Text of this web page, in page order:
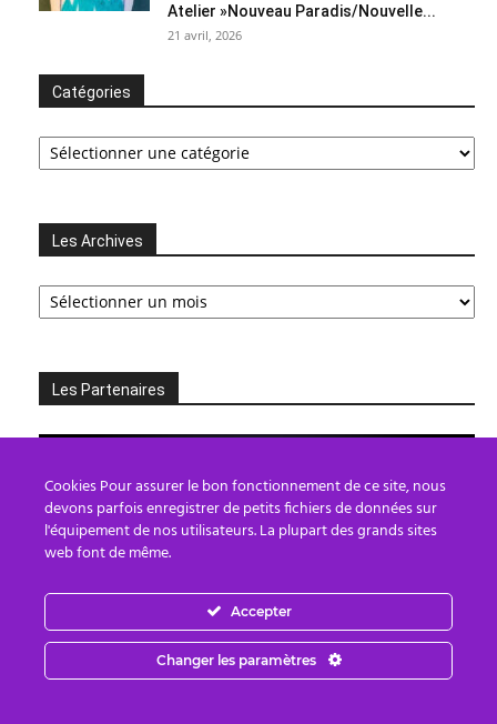
Atelier »Nouveau Paradis/Nouvelle...
21 avril, 2026
Catégories
Catégories
Les Archives
Les
Archives
Les Partenaires
Cookies Pour assurer le bon fonctionnement de ce site, nous
devons parfois enregistrer de petits fichiers de données sur
l'équipement de nos utilisateurs. La plupart des grands sites
web font de même.
Accepter
Changer les paramètres